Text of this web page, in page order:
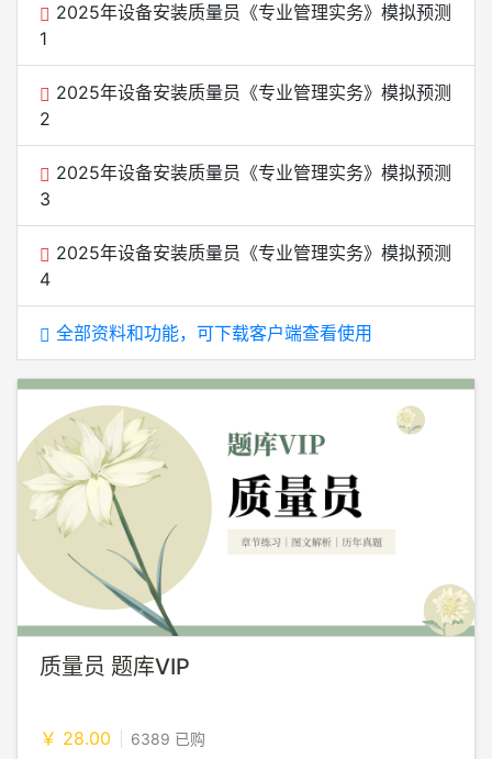
2025年设备安装质量员《专业管理实务》模拟预测
1
2025年设备安装质量员《专业管理实务》模拟预测
2
2025年设备安装质量员《专业管理实务》模拟预测
3
2025年设备安装质量员《专业管理实务》模拟预测
4
全部资料和功能，可下载客户端查看使用
质量员 题库VIP
￥ 28.00 6389 已购